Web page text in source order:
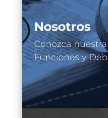
Nosotros
Conozca
Funciones y